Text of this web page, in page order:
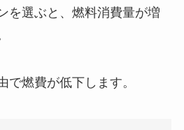
を選ぶと、燃料消費量が増
で燃費が低下します。